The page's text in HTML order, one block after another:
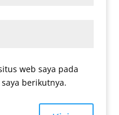
web saya pada
berikutnya.